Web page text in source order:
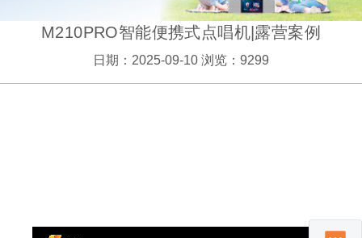
M210PRO智能便携式点唱机|露营案例
日期：2025-09-10 浏览：9299